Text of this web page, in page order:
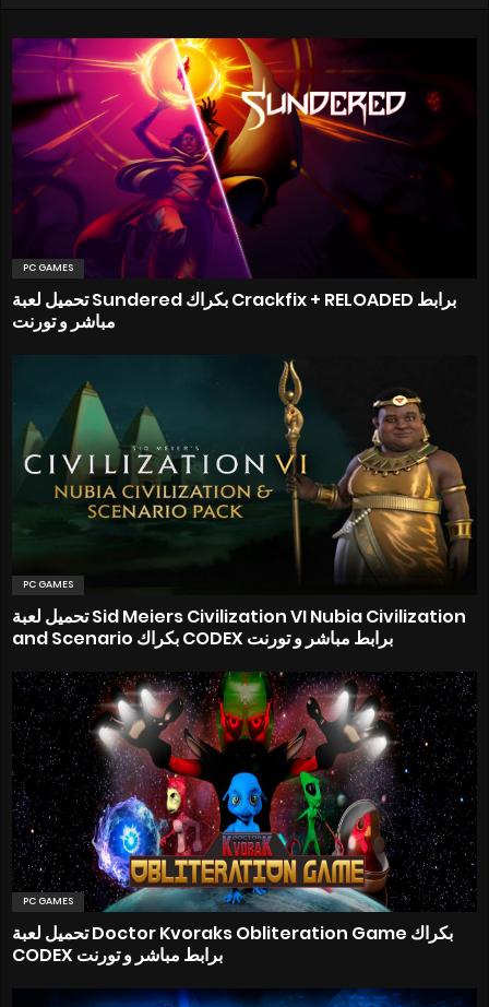
PC GAMES
تحميل لعبة Sundered بكراك Crackfix + RELOADED برابط
مباشر و تورنت
PC GAMES
تحميل لعبة Sid Meiers Civilization VI Nubia Civilization
and Scenario بكراك CODEX برابط مباشر و تورنت
PC GAMES
تحميل لعبة Doctor Kvoraks Obliteration Game بكراك
CODEX برابط مباشر و تورنت